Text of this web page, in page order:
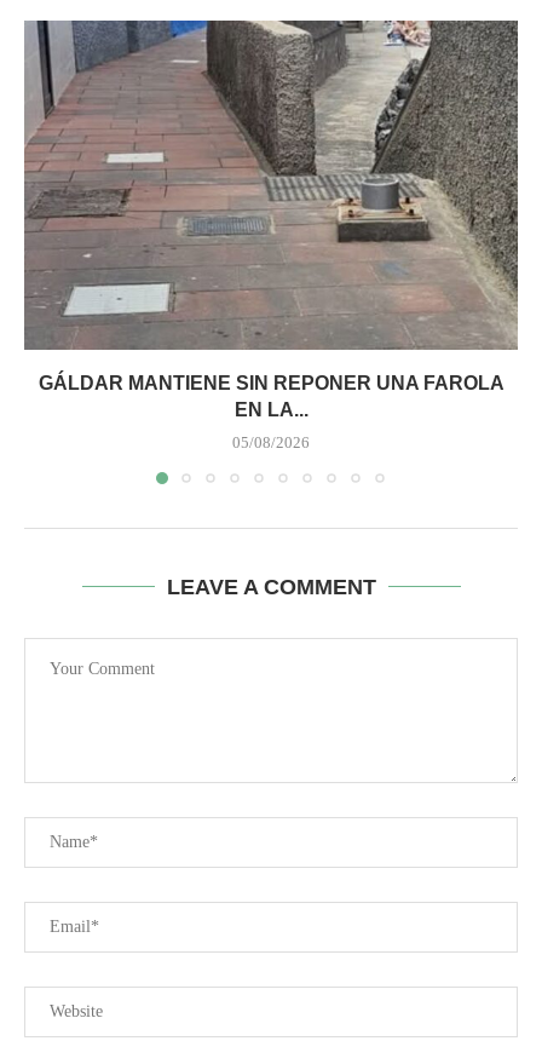
GÁLDAR MANTIENE SIN REPONER UNA FAROLA
EN LA...
05/08/2026
LEAVE A COMMENT